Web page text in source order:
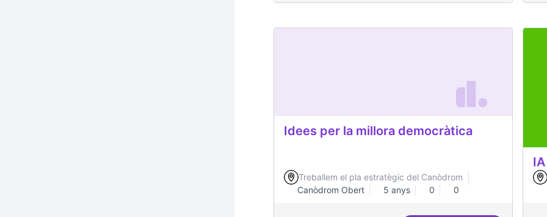
Idees per la millora democràtica
Treballem el pla estratègic del Canòdrom
Canòdrom Obert
5 anys 0 0